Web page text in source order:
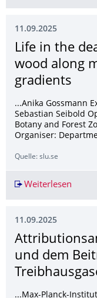
11.09.2025
Life in the
wood along
gradients
...Anika Gossmann
Sebastian Seibold
Botany and Forest
Organiser:
Quelle: slu.se
Weiterlesen
11.09.2025
und dem
...Max-Planck-